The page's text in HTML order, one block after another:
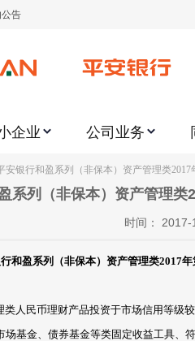
告
金属交易协议书》的公告
通知
业务调整合约保证金比例和涨跌幅度限制的
安银行数字信用卡的公告
企业 公司业务
安银行和盈系列（非保本）资产管理类
系列（非保本）资产管理
时间：
和盈系列（非保本）资产管理类2017
人民币理财产品投资于市场信用等级
基金、债券基金等类固定收益工具、